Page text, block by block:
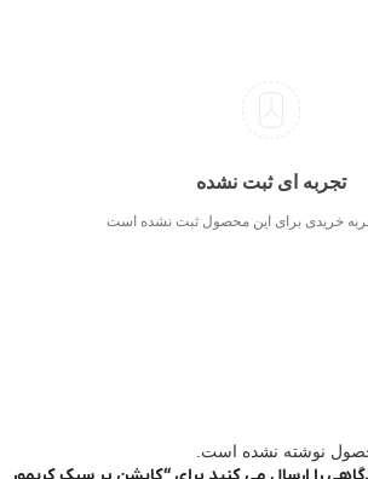
تجربه ای ثبت نشده
خریدی برای این محصول ثبت نشده است
نوشته نشده است.